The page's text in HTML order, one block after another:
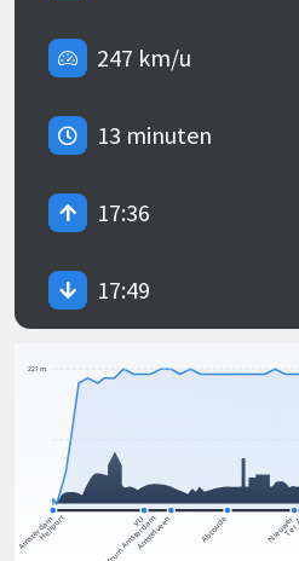
247 km/u
13 minuten
17:36
17:49